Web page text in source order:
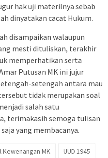
hak uji materilnya sebab
dinyatakan cacat Hukum.
disampaikan walaupun
mesti dituliskan, terakhir
memperhatikan serta
Putusan MK ini jujur
setengah antara mau
tidak merupakan soal
salah satu
terimakasih semoga tulisan
yang membacanya.
Kewenangan MK UUD 1945